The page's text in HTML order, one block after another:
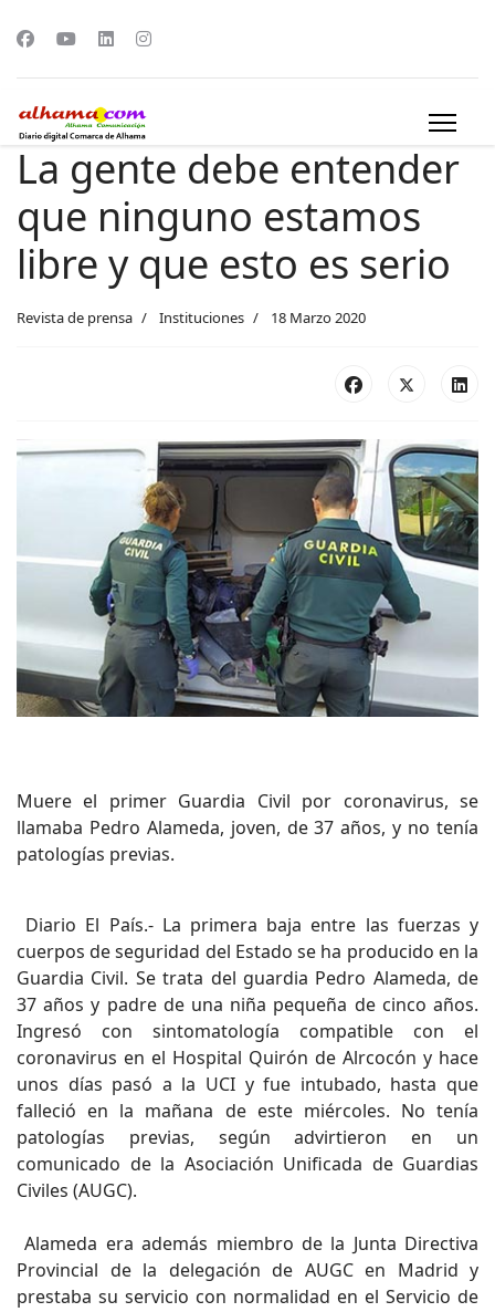
La gente debe entender
que ninguno estamos
libre y que esto es serio
Revista de prensa Instituciones 18 Marzo 2020
Muere el primer Guardia Civil por coronavirus, se
llamaba Pedro Alameda, joven, de 37 años, y no tenía
patologías previas.
Diario El País.- La primera baja entre las fuerzas y
cuerpos de seguridad del Estado se ha producido en la
Guardia Civil. Se trata del guardia Pedro Alameda, de
37 años y padre de una niña pequeña de cinco años.
Ingresó con sintomatología compatible con el
coronavirus en el Hospital Quirón de Alrcocón y hace
unos días pasó a la UCI y fue intubado, hasta que
falleció en la mañana de este miércoles. No tenía
patologías previas, según advirtieron en un
comunicado de la Asociación Unificada de Guardias
Civiles (AUGC).
Alameda era además miembro de la Junta Directiva
Provincial de la delegación de AUGC en Madrid y
prestaba su servicio con normalidad en el Servicio de